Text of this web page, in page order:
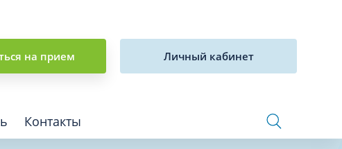
на прием Личный кабинет
Контакты